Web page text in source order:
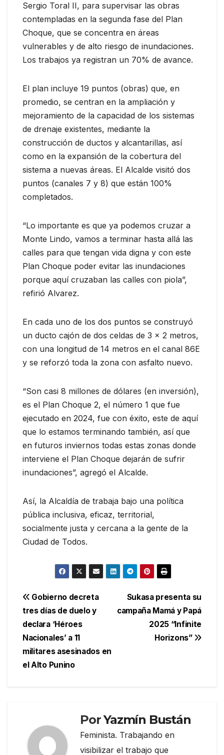
Sergio Toral II, para supervisar las obras
contempladas en la segunda fase del Plan
Choque, que se concentra en áreas
vulnerables y de alto riesgo de inundaciones.
Los trabajos ya registran un 70% de avance.
El plan incluye 19 puntos (obras) que, en
promedio, se centran en la ampliación y
mejoramiento de la capacidad de los sistemas
de drenaje existentes, mediante la
construcción de ductos y alcantarillas, así
como en la expansión de la cobertura del
sistema a nuevas áreas. El Alcalde visitó dos
puntos (canales 7 y 8) que están 100%
completados.
“Lo importante es que ya podemos cruzar a
Monte Lindo, vamos a terminar hasta allá las
calles para que tengan vida digna y con este
Plan Choque poder evitar las inundaciones
porque aquí cruzaban las calles con piola”,
refirió Alvarez.
En cada uno de los dos puntos se construyó
un ducto cajón de dos celdas de 3 x 2 metros,
con una longitud de 14 metros en el canal 86E
y se reforzó toda la zona con asfalto nuevo.
“Son casi 8 millones de dólares (en inversión),
es el Plan Choque 2, el número 1 que fue
ejecutado en 2024, fue con éxito, este de aquí
que lo estamos terminando también, así que
en futuros inviernos todas estas zonas donde
interviene el Plan Choque dejarán de sufrir
inundaciones”, agregó el Alcalde.
Así, la Alcaldía de trabaja bajo una política
pública inclusiva, eficaz, territorial,
socialmente justa y cercana a la gente de la
Ciudad de Todos.
Navegación
de
entradas
Sukasa presenta su
campaña Mamá y Papá
2025 “Infinite
Horizons”
Gobierno decreta
tres días de duelo y
declara ‘Héroes
Nacionales’ a 11
militares asesinados en
el Alto Punino
PorYazmín Bustán
Feminista. Trabajando en
visibilizar el trabajo que